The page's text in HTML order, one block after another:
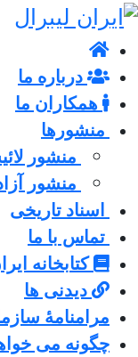
درباره ما
همکاران ما
منشورها
منشور
منشور
اسناد تاریخی
تماس با ما
کتابخانه
دیدنی ها
مرامنامۀ
چگونه می